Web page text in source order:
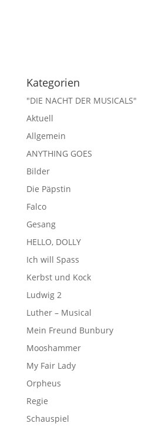
Kategorien
"DIE NACHT DER MUSICALS"
Aktuell
Allgemein
ANYTHING GOES
Bilder
Die Päpstin
Falco
Gesang
HELLO, DOLLY
Ich will Spass
Kerbst und Kock
Ludwig 2
Luther – Musical
Mein Freund Bunbury
Mooshammer
My Fair Lady
Orpheus
Regie
Schauspiel